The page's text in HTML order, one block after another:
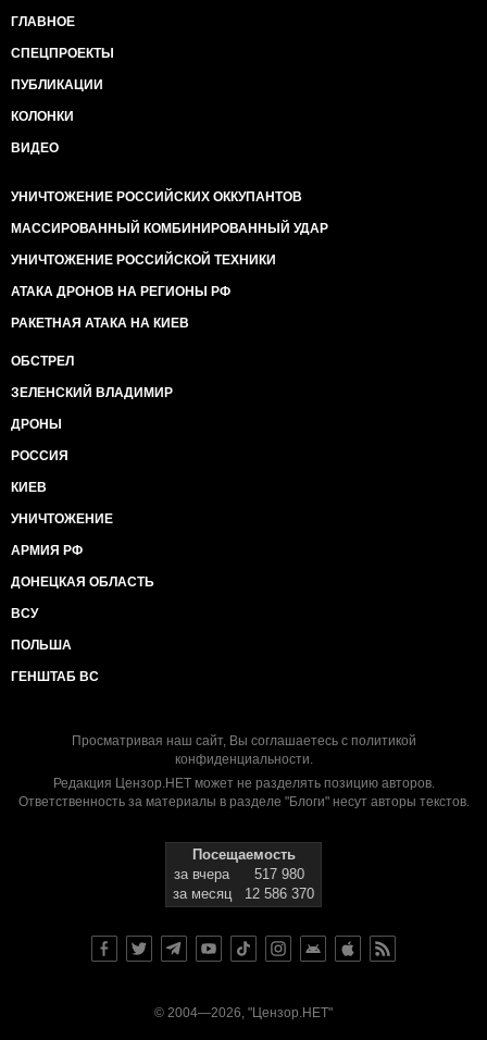
ГЛАВНОЕ
СПЕЦПРОЕКТЫ
ПУБЛИКАЦИИ
КОЛОНКИ
ВИДЕО
УНИЧТОЖЕНИЕ РОССИЙСКИХ ОККУПАНТОВ
МАССИРОВАННЫЙ КОМБИНИРОВАННЫЙ УДАР
УНИЧТОЖЕНИЕ РОССИЙСКОЙ ТЕХНИКИ
АТАКА ДРОНОВ НА РЕГИОНЫ РФ
РАКЕТНАЯ АТАКА НА КИЕВ
ОБСТРЕЛ
ЗЕЛЕНСКИЙ ВЛАДИМИР
ДРОНЫ
РОССИЯ
КИЕВ
УНИЧТОЖЕНИЕ
АРМИЯ РФ
ДОНЕЦКАЯ ОБЛАСТЬ
ВСУ
ПОЛЬША
ГЕНШТАБ ВС
Просматривая наш сайт, Вы соглашаетесь с политикой
конфиденциальности.
Редакция Цензор.НЕТ может не разделять позицию авторов.
Ответственность за материалы в разделе "Блоги" несут авторы текстов.
Посещаемость
за вчера
517 980
за месяц
12 586 370
© 2004—2026, "Цензор.НЕТ"